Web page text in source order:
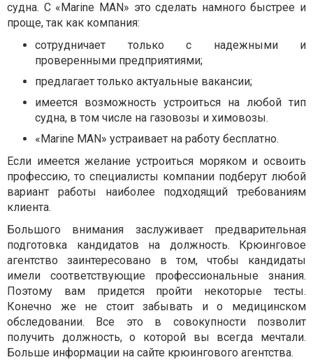
судна. С «Marine MAN» это сделать намного быстрее и
проще, так как компания:
сотрудничает только с надежными и
проверенными предприятиями;
предлагает только актуальные вакансии;
имеется возможность устроиться на любой тип
судна, в том числе на газовозы и химовозы.
«Marine MAN» устраивает на работу бесплатно.
Если имеется желание устроиться моряком и освоить
профессию, то специалисты компании подберут любой
вариант работы наиболее подходящий требованиям
клиента.
Большого внимания заслуживает предварительная
подготовка кандидатов на должность. Крюинговое
агентство заинтересовано в том, чтобы кандидаты
имели соответствующие профессиональные знания.
Поэтому вам придется пройти некоторые тесты.
Конечно же не стоит забывать и о медицинском
обследовании. Все это в совокупности позволит
получить должность, о которой вы всегда мечтали.
Больше информации на сайте крюингового агентства.